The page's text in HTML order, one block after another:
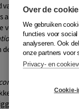
deze samenloop
elkaar
vordering uit
was gebaseerd op
gedaagde om een
zich heeft
heeft de eis
een belangrijke
Over de
We gebruiken
functies voor
analyseren. Ook
onze partners voor
Privacy- en
Cookie-